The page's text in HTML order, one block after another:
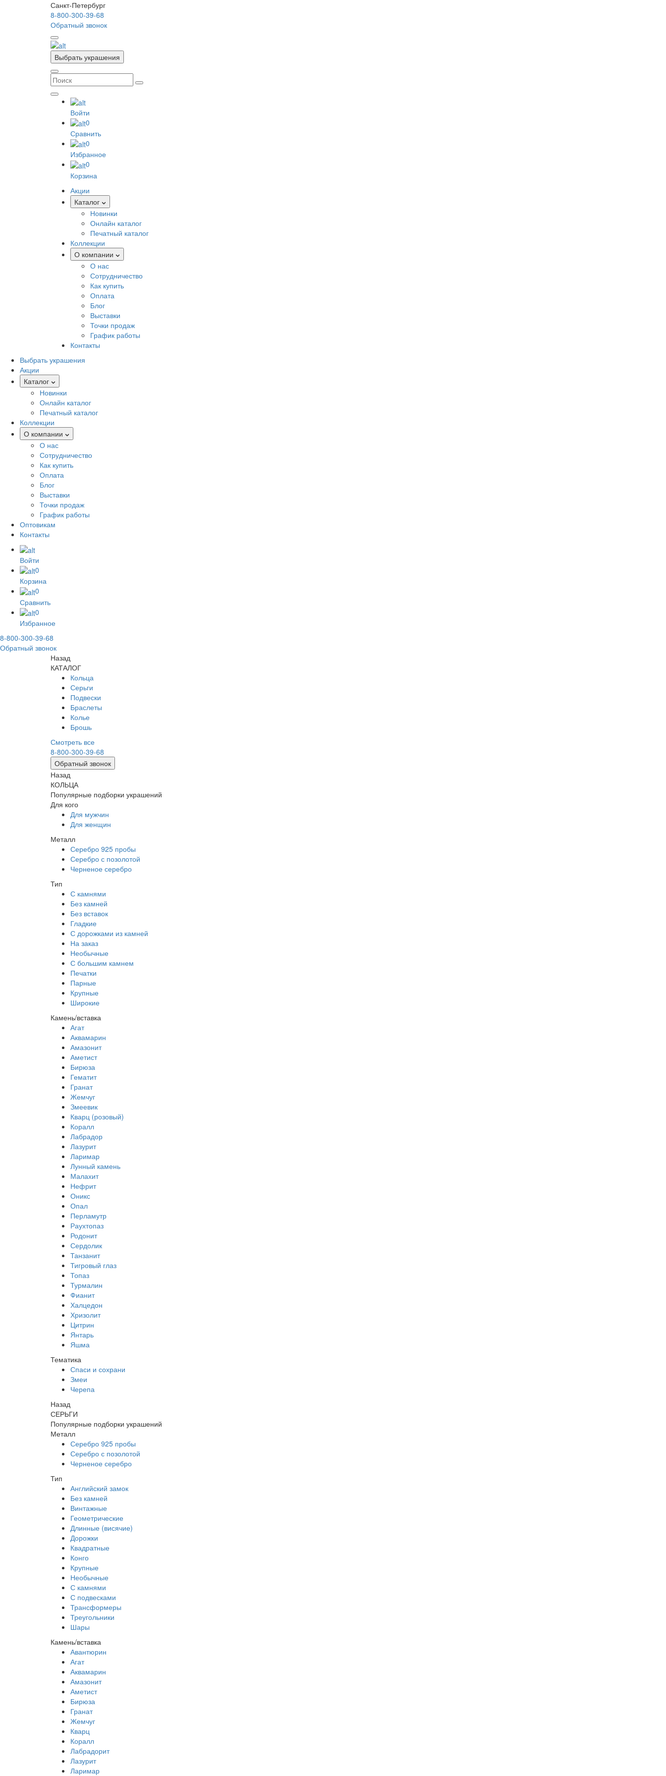
Санкт-Петербург
8-800-300-39-68
Обратный звонок
Выбрать украшения
Войти
0
Сравнить
0
Избранное
0
Корзина
Акции
Каталог
Новинки
Онлайн каталог
Печатный каталог
Коллекции
О компании
О нас
Сотрудничество
Как купить
Оплата
Блог
Выставки
Точки продаж
График работы
Контакты
Выбрать украшения
Акции
Каталог
Новинки
Онлайн каталог
Печатный каталог
Коллекции
О компании
О нас
Сотрудничество
Как купить
Оплата
Блог
Выставки
Точки продаж
График работы
Оптовикам
Контакты
Войти
0
Корзина
0
Сравнить
0
Избранное
8-800-300-39-68
Обратный звонок
Назад
КАТАЛОГ
Кольца
Серьги
Подвески
Браслеты
Колье
Брошь
Смотреть все
8-800-300-39-68
Обратный звонок
Назад
КОЛЬЦА
Популярные подборки украшений
Для кого
Для мужчин
Для женщин
Металл
Серебро 925 пробы
Серебро с позолотой
Черненое серебро
Тип
С камнями
Без камней
Без вставок
Гладкие
С дорожками из камней
На заказ
Необычные
С большим камнем
Печатки
Парные
Крупные
Широкие
Камень/вставка
Агат
Аквамарин
Амазонит
Аметист
Бирюза
Гематит
Гранат
Жемчуг
Змеевик
Кварц (розовый)
Коралл
Лабрадор
Лазурит
Ларимар
Лунный камень
Малахит
Нефрит
Оникс
Опал
Перламутр
Раухтопаз
Родонит
Сердолик
Танзанит
Тигровый глаз
Топаз
Турмалин
Фианит
Халцедон
Хризолит
Цитрин
Янтарь
Яшма
Тематика
Спаси и сохрани
Змеи
Черепа
Назад
СЕРЬГИ
Популярные подборки украшений
Металл
Серебро 925 пробы
Серебро с позолотой
Черненое серебро
Тип
Английский замок
Без камней
Винтажные
Геометрические
Длинные (висячие)
Дорожки
Квадратные
Конго
Крупные
Необычные
С камнями
С подвесками
Трансформеры
Треугольники
Шары
Камень/вставка
Авантюрин
Агат
Аквамарин
Амазонит
Аметист
Бирюза
Гранат
Жемчуг
Кварц
Коралл
Лабрадорит
Лазурит
Ларимар